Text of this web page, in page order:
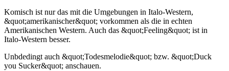
Komisch ist nur das mit die Umgebungen in Italo-Western,
&quot;amerikanischer&quot; vorkommen als die in echten
Amerikanischen Western. Auch das &quot;Feeling&quot; ist in
Italo-Western besser.
Unbdedingt auch &quot;Todesmelodie&quot; bzw. &quot;Duck
you Sucker&quot; anschauen.